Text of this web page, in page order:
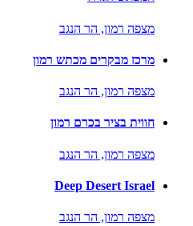
מצפה רמון, הר הנגב
מרכז מבקרים מכתש רמון
מצפה רמון, הר הנגב
חווית בציר בכרם רמון
מצפה רמון, הר הנגב
Deep Desert Israel
מצפה רמון, הר הנגב